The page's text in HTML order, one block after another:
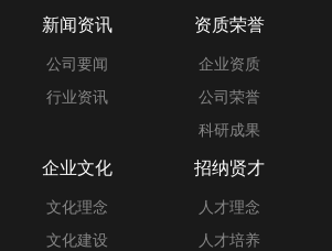
新闻资讯
公司要闻
行业资讯
资质荣誉
企业资质
公司荣誉
科研成果
企业文化
文化理念
文化建设
招纳贤才
人才理念
人才培养